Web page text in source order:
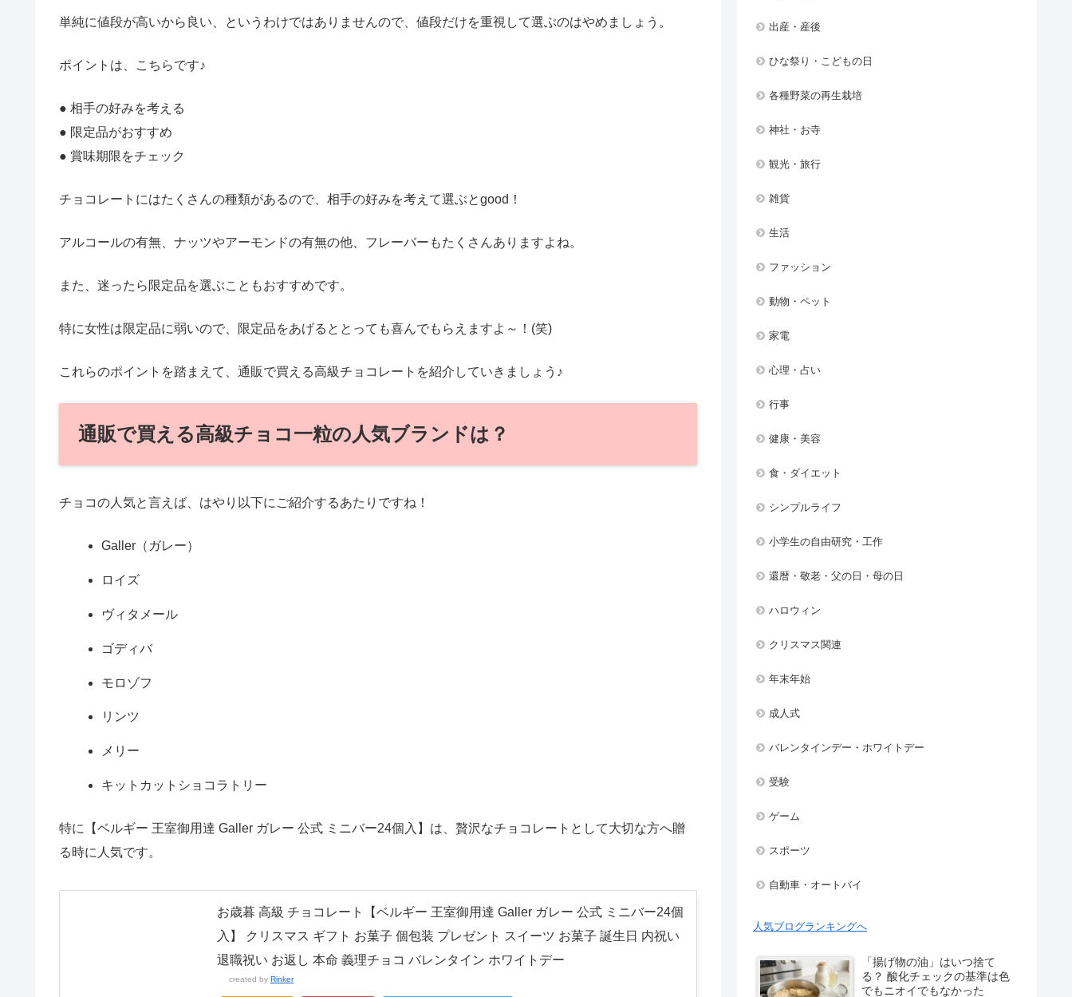
単純に値段が高いから良い、というわけではありませんので、値段だけを重視して選ぶのはやめましょう。
ポイントは、こちらです♪
● 相手の好みを考える
● 限定品がおすすめ
● 賞味期限をチェック
チョコレートにはたくさんの種類があるので、相手の好みを考えて選ぶとgood！
アルコールの有無、ナッツやアーモンドの有無の他、フレーバーもたくさんありますよね。
また、迷ったら限定品を選ぶこともおすすめです。
特に女性は限定品に弱いので、限定品をあげるととっても喜んでもらえますよ～！(笑)
これらのポイントを踏まえて、通販で買える高級チョコレートを紹介していきましょう♪
通販で買える高級チョコ一粒の人気ブランドは？
チョコの人気と言えば、はやり以下にご紹介するあたりですね！
Galler（ガレー）
ロイズ
ヴィタメール
ゴディバ
モロゾフ
リンツ
メリー
キットカットショコラトリー
特に【ベルギー 王室御用達 Galler ガレー 公式 ミニバー24個入】は、贅沢なチョコレートとして大切な方へ贈
る時に人気です。
お歳暮 高級 チョコレート【ベルギー 王室御用達 Galler ガレー 公式 ミニバー24個
入】 クリスマス ギフト お菓子 個包装 プレゼント スイーツ お菓子 誕生日 内祝い
退職祝い お返し 本命 義理チョコ バレンタイン ホワイトデー
created by Rinker
出産・産後
ひな祭り・こどもの日
各種野菜の再生栽培
神社・お寺
観光・旅行
雑貨
生活
ファッション
動物・ペット
家電
心理・占い
行事
健康・美容
食・ダイエット
シンプルライフ
小学生の自由研究・工作
還暦・敬老・父の日・母の日
ハロウィン
クリスマス関連
年末年始
成人式
バレンタインデー・ホワイトデー
受験
ゲーム
スポーツ
自動車・オートバイ
人気ブログランキングへ
「揚げ物の油」はいつ捨て
る？ 酸化チェックの基準は色
でもニオイでもなかった